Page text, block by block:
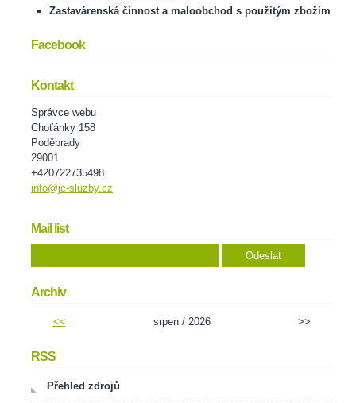
Zastavárenská činnost a maloobchod s použitým zbožím
Facebook
Kontakt
Správce webu
Choťánky 158
Poděbrady
29001
+420722735498
info@jc-sluzby.cz
Mail list
Archiv
<< srpen / 2026 >>
RSS
Přehled zdrojů